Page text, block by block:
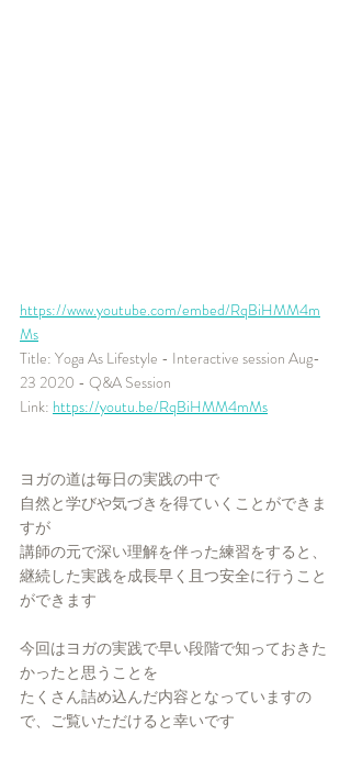
https://www.youtube.com/embed/RqBiHMM4m
Ms
Title: Yoga As Lifestyle - Interactive session Aug-
23 2020 - Q&A Session
Link: https://youtu.be/RqBiHMM4mMs
ヨガの道は毎日の実践の中で
自然と学びや気づきを得ていくことができま
すが
講師の元で深い理解を伴った練習をすると、
継続した実践を成長早く且つ安全に行うこと
ができます
今回はヨガの実践で早い段階で知っておきた
かったと思うことを
たくさん詰め込んだ内容となっていますの
で、ご覧いただけると幸いです